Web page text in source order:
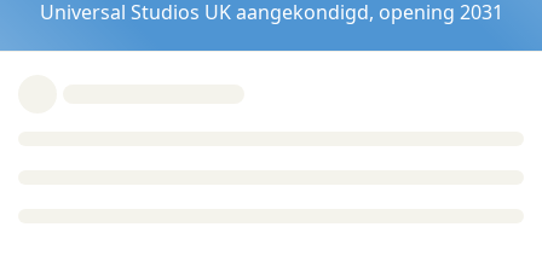
Universal Studios UK aangekondigd, opening 2031